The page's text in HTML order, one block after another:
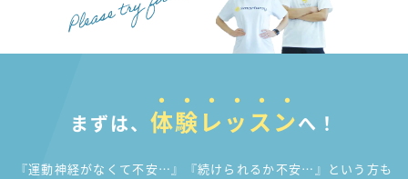
まずは、 体験レッスンへ！
『運動神経がなくて不安…』『続けられるか不安…』 という方も